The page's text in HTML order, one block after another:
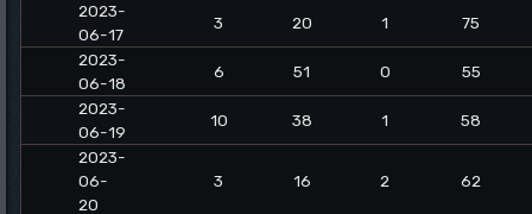
2023-
06-17
3 20 1
75
2023-
06-18
6 51 0
55
2023-
06-19
10 38 1
58
2023-
06-
20
3 16 2 62